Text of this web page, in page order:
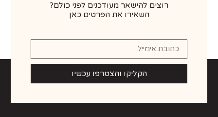
רוצים להישאר מעודכנים לפני כולם?
השאירו את הפרטים כאן
הקליקו והצטרפו עכשיו